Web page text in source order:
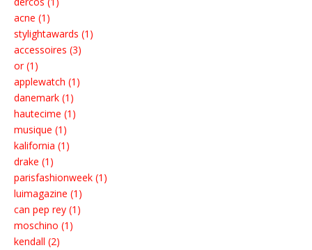
acne (1)
stylightawards (1)
accessoires (3)
or (1)
applewatch (1)
danemark (1)
hautecime (1)
musique (1)
kalifornia (1)
drake (1)
parisfashionweek (1)
luimagazine (1)
can pep rey (1)
moschino (1)
kendall (2)